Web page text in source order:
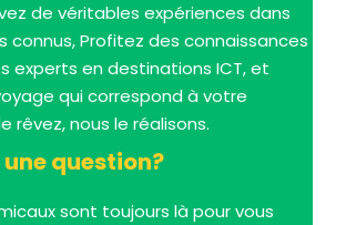
de véritables expériences dans
connus, Profitez des connaissances
experts en destinations ICT, et
qui correspond à votre
rêvez, nous le réalisons.
question?
sont toujours là pour vous